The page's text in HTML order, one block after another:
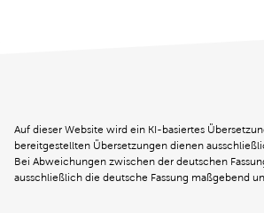
Auf dieser Website wird ein KI-basiertes
bereitgestellten Übersetzungen dienen
Bei Abweichungen zwischen der deutschen
ausschließlich die deutsche Fassung maßgebend